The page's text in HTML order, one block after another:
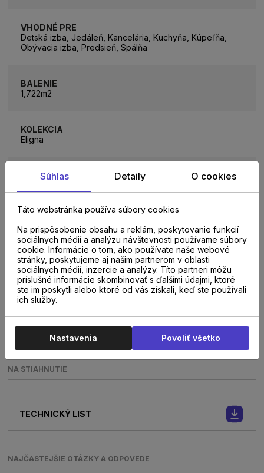
VHODNÉ PRE
Detská izba, Jedáleň, Kancelária, Kuchyňa, Kúpeľňa,
Obývacia izba, Predsieň, Spálňa
BALENIE
1,722m2
KOLEKCIA
Eligna
VZORKA NA PREDAJNI
8 lamiel
TRIEDA ZÁŤAŽE
32
NA STIAHNUTIE
TECHNICKÝ LIST
NAJČASTEJŠIE OTÁZKY A ODPOVEDE
Súhlas Detaily O cookies
Táto webstránka používa súbory cookies
Na prispôsobenie obsahu a reklám, poskytovanie funkcií
sociálnych médií a analýzu návštevnosti používame súbory
cookie. Informácie o tom, ako používate naše webové
stránky, poskytujeme aj našim partnerom v oblasti
sociálnych médií, inzercie a analýzy. Títo partneri môžu
príslušné informácie skombinovať s ďalšími údajmi, ktoré
ste im poskytli alebo ktoré od vás získali, keď ste používali
ich služby.
Nastavenia Povoliť všetko